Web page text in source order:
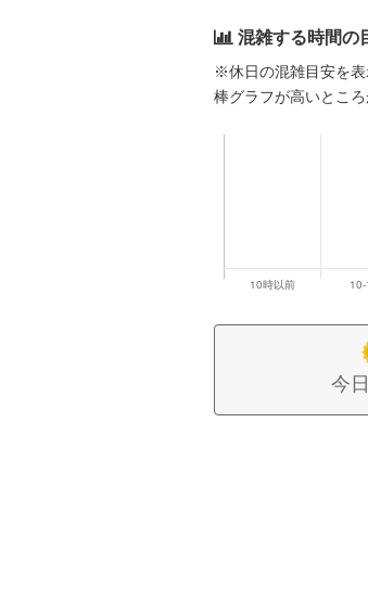
混雑する時間の
※休日の混雑目安を表
棒グラフが高いとこ
今日